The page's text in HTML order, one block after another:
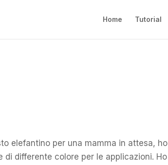
Home Tutorial
elefantino per una mamma in attesa, ho
differente colore per le applicazioni. Ho